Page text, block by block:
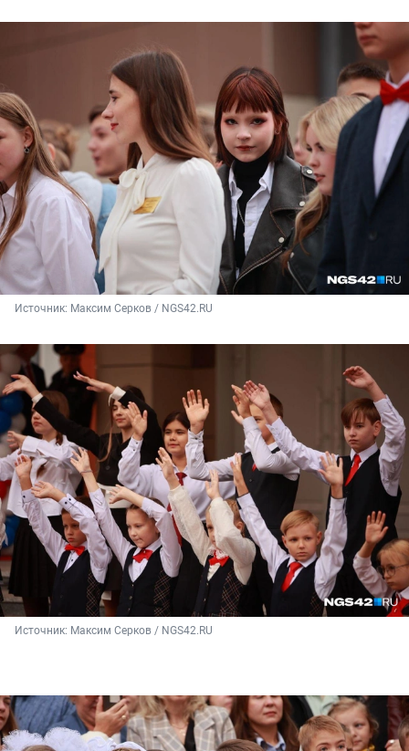
Источник: Максим Серков / NGS42.RU
Источник: Максим Серков / NGS42.RU